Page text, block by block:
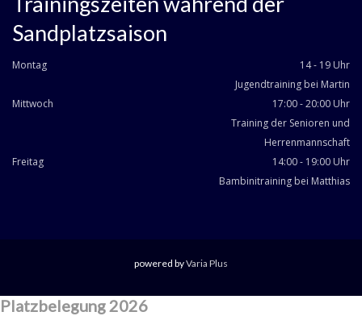
Sandplatzsaison
Montag
14 - 19 Uhr
Jugendtraining bei Martin
Mittwoch
17:00 - 20:00 Uhr
Training der Senioren und
Herrenmannschaft
Freitag
14:00 - 19:00 Uhr
Bambinitraining bei Matthias
powered byVaria Plus
Platzbelegung 2026